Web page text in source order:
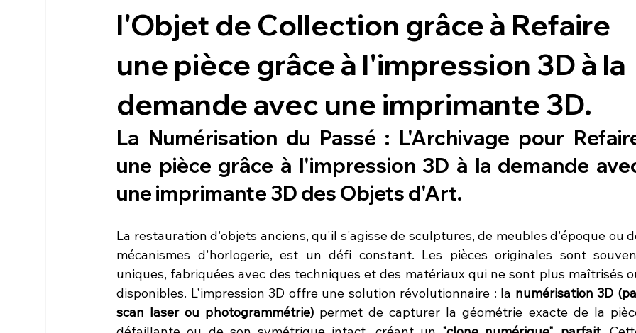
l'Objet de Collection grâce à Refaire
une pièce grâce à l'impression 3D à la
demande avec une imprimante 3D.
La Numérisation du Passé : L'Archivage pour
une pièce grâce à l'impression 3D à la demande
une imprimante 3D des Objets d'Art.
La restauration d'objets anciens, qu'il s'agisse de sculptures, de meubles d'époque ou
mécanismes d'horlogerie, est un défi constant. Les pièces originales sont
uniques, fabriquées avec des techniques et des matériaux qui ne sont plus maîtrisés
disponibles. L'impression 3D offre une solution révolutionnaire : la numérisation 3D
scan laser ou photogrammétrie) permet de capturer la géométrie exacte de la